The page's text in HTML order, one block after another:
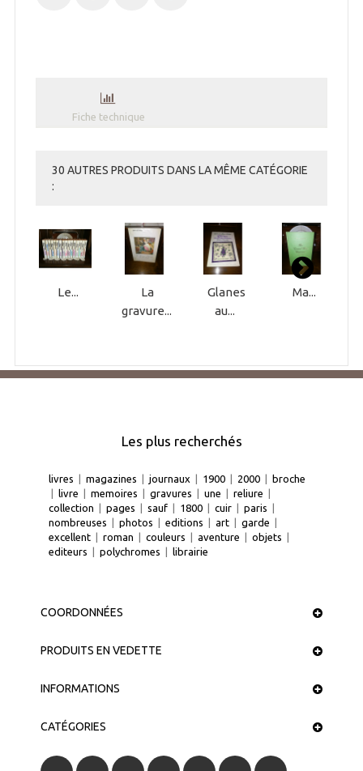
Fiche technique
30 AUTRES PRODUITS DANS LA MÊME CATÉGORIE
:
Le...
La
gravure...
Glanes
au...
Ma...
Les plus recherchés
livres | magazines | journaux | 1900 | 2000 | broche
| livre | memoires | gravures | une | reliure |
collection | pages | sauf | 1800 | cuir | paris |
nombreuses | photos | editions | art | garde |
excellent | roman | couleurs | aventure | objets |
editeurs | polychromes | librairie
COORDONNÉES
PRODUITS EN VEDETTE
INFORMATIONS
CATÉGORIES